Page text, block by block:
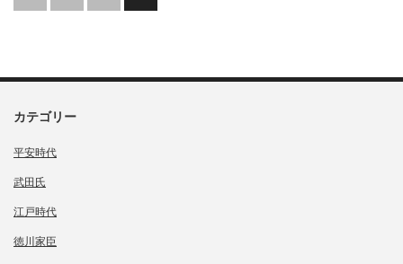
カテゴリー
平安時代
武田氏
江戸時代
徳川家臣